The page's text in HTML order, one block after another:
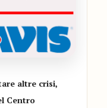
altre crisi,
Centro